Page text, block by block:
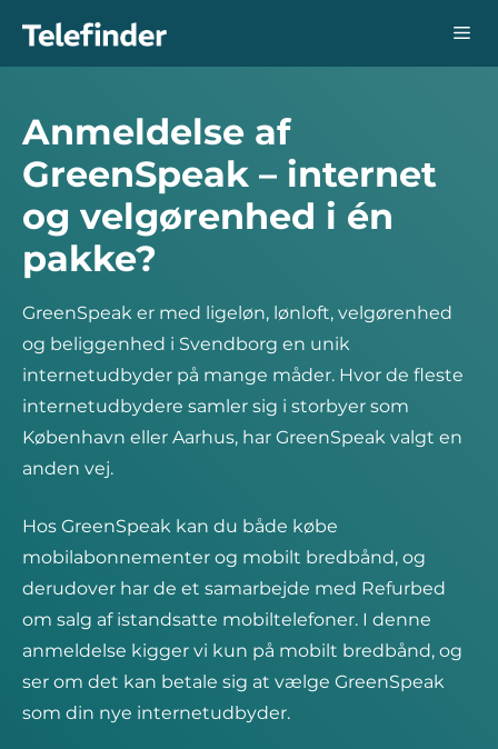
Anmeldelse af
GreenSpeak – internet
og velgørenhed i én
pakke?
GreenSpeak er med ligeløn, lønloft, velgørenhed
og beliggenhed i Svendborg en unik
internetudbyder på mange måder. Hvor de fleste
internetudbydere samler sig i storbyer som
København eller Aarhus, har GreenSpeak valgt en
anden vej.
Hos GreenSpeak kan du både købe
mobilabonnementer og mobilt bredbånd, og
derudover har de et samarbejde med Refurbed
om salg af istandsatte mobiltelefoner. I denne
anmeldelse kigger vi kun på mobilt bredbånd, og
ser om det kan betale sig at vælge GreenSpeak
som din nye internetudbyder.